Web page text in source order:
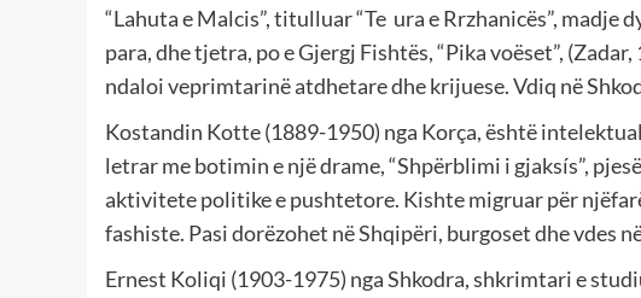
“Lahuta e Malcis”, titulluar “Te ura e Rrzhanicës”, madje
para, dhe tjetra, po e Gjergj Fishtës, “Pika voëset”, (Zadar,
ndaloi veprimtarinë atdhetare dhe krijuese. Vdiq në
Kostandin Kotte (1889-1950) nga Korça, është
letrar me botimin e një drame, “Shpërblimi i gjaksís”,
aktivitete politike e pushtetore. Kishte migruar për
fashiste. Pasi dorëzohet në Shqipëri, burgoset dhe vdes
Ernest Koliqi (1903-1975) nga Shkodra, shkrimtari e